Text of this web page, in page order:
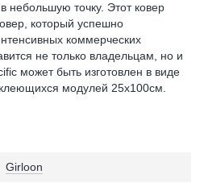
небольшую точку. Этот ковер
который успешно
коммерческих
не только владельцам, но и
может быть изготовлен в виде
модулей 25х100см.
Girloon